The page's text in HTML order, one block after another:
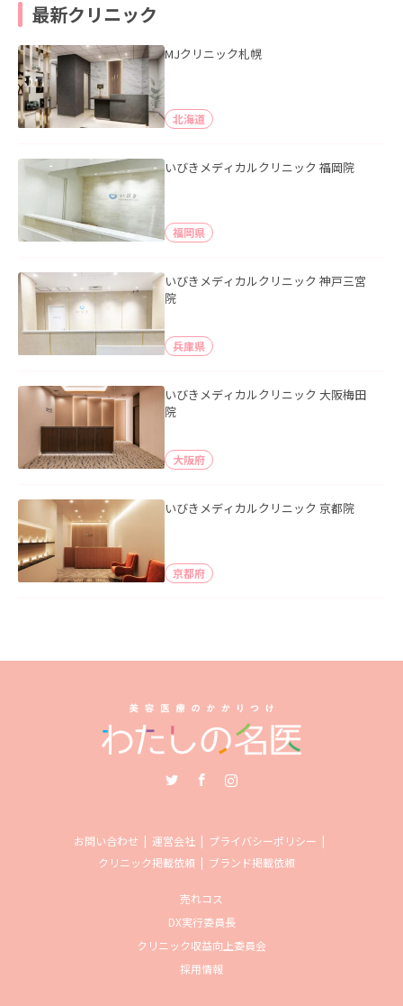
最新クリニック
MJクリニック札幌
北海道
いびきメディカルクリニック 福岡院
福岡県
いびきメディカルクリニック 神戸三宮
院
兵庫県
いびきメディカルクリニック 大阪梅田
院
大阪府
いびきメディカルクリニック 京都院
京都府
お問い合わせ 運営会社
プライバシーポリシー
クリニック掲載依頼
ブランド掲載依頼
売れコス
DX実行委員長
クリニック収益向上委員会
採用情報